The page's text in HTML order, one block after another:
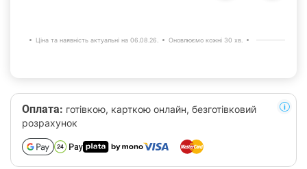
Ціна та наявність актуальні на 06.08.26. Оновлюємо кожні 30 хв.
Оплата: готівкою, карткою онлайн, безготівковий
розрахунок